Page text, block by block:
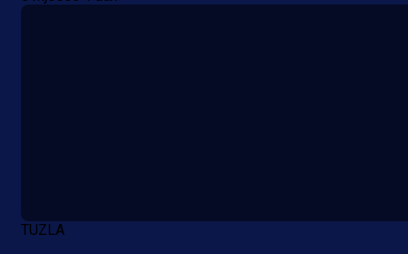
reprezentativca!
TUZLA